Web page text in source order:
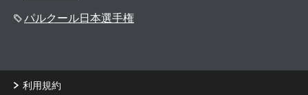
パルクール日本選手権
利用規約